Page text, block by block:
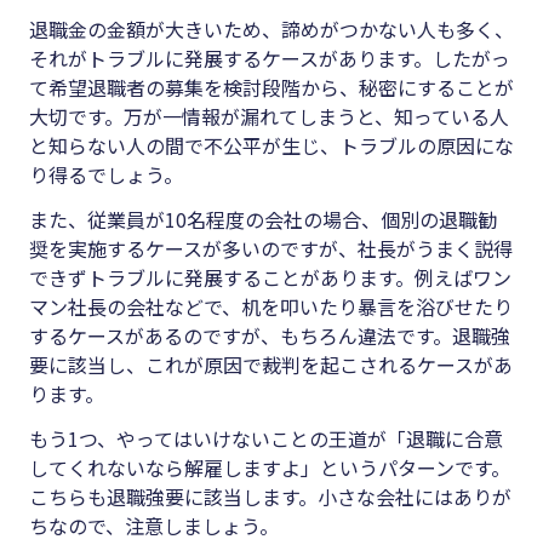
退職金の金額が大きいため、諦めがつかない人も多く、
それがトラブルに発展するケースがあります。したがっ
て希望退職者の募集を検討段階から、秘密にすることが
大切です。万が一情報が漏れてしまうと、知っている人
と知らない人の間で不公平が生じ、トラブルの原因にな
り得るでしょう。
また、従業員が10名程度の会社の場合、個別の退職勧
奨を実施するケースが多いのですが、社長がうまく説得
できずトラブルに発展することがあります。例えばワン
マン社長の会社などで、机を叩いたり暴言を浴びせたり
するケースがあるのですが、もちろん違法です。退職強
要に該当し、これが原因で裁判を起こされるケースがあ
ります。
もう1つ、やってはいけないことの王道が「退職に合意
してくれないなら解雇しますよ」というパターンです。
こちらも退職強要に該当します。小さな会社にはありが
ちなので、注意しましょう。